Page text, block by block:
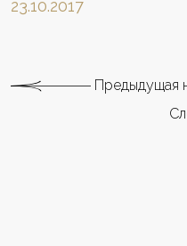
23.10.2017
Предыдущая